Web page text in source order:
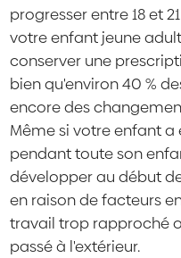
progresser entre 18 et
votre enfant jeune
conserver une
bien qu'environ 40 %
encore des
Même si votre enfant
pendant toute son
développer au début
en raison de facteurs
travail trop rapproché
passé à l'extérieur.